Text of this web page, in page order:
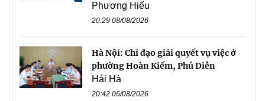
Phương Hiếu
20:29 08/08/2026
Hà Nội: Chỉ đạo giải quyết vụ việc ở
phường Hoàn Kiếm, Phú Diễn
Hải Hà
20:42 06/08/2026